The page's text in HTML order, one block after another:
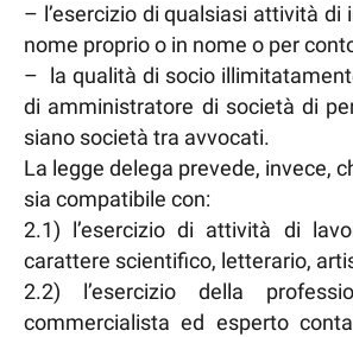
– l’esercizio di qualsiasi attività di
nome proprio o in nome o per
– la qualità di socio
di amministratore di società di
siano società tra avvocati.
La legge delega prevede, invece,
sia compatibile con:
2.1) l’esercizio di attività di
carattere scientifico, letterario,
2.2) l’esercizio della
commercialista ed esperto